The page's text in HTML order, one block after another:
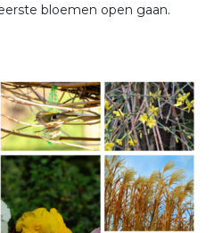
bloemen open gaan.